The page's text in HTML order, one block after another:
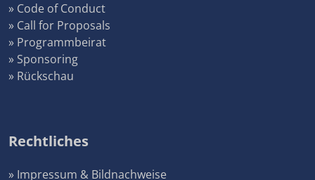
» Code of Conduct
» Call for Proposals
» Programmbeirat
» Sponsoring
» Rückschau
Rechtliches
» Impressum & Bildnachweise